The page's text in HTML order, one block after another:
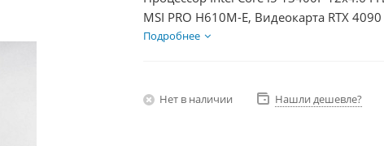
MSI PRO H610M-E, Видеокарта RTX
SSD 500Гб + HDD 1Тб, БП 850Вт
Подробнее
Нет в наличии Нашли дешевле?